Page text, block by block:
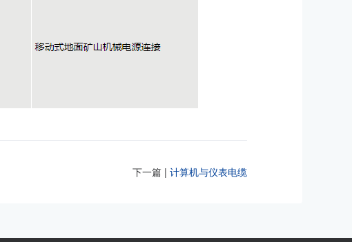
下一篇 | 计算机与仪表电缆